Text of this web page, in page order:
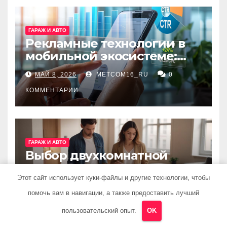
ГАРАЖ И АВТО
Рекламные технологии в
мобильной экосистеме:
ключевые сервисы и
принципы работы
МАЙ 8, 2026 METCOM16_RU 0
КОММЕНТАРИИ
ГАРАЖ И АВТО
Выбор двухкомнатной
квартиры: планировка,
состояние жилья и
проверка документов
Этот сайт использует куки-файлы и другие технологии, чтобы
помочь вам в навигации, а также предоставить лучший
пользовательский опыт. OK